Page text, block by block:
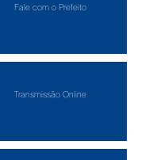
Fale com o Prefeito
Transmissão Online